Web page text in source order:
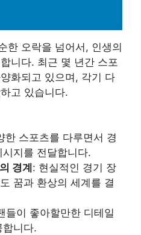
한 오락을 넘어서, 인생의
니다. 최근 몇 년간 스포
화되고 있으며, 각기 다
고 있습니다.
한 스포츠를 다루면서 경
지를 전달합니다.
경계 : 현실적인 경기 장
꿈과 환상의 세계를 결
들이 좋아할만한 디테일
합니다.